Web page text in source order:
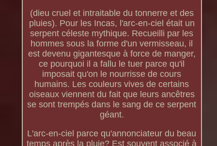
(dieu cruel et intraitable du tonnerre et des
pluies). Pour les Incas, l'arc-en-ciel était un
serpent céleste mythique. Recueilli par les
hommes sous la forme d'un vermisseau, il
est devenu gigantesque à force de manger,
ce pourquoi il a fallu le tuer parce qu'il
imposait qu'on le nourrisse de cours
humains. Les couleurs vives de certains
oiseaux viennent du fait que leurs ancêtres
se sont trempés dans le sang de ce serpent
géant.
L'arc-en-ciel parce qu'annonciateur du beau
temps après la pluie? Est souvent associé à